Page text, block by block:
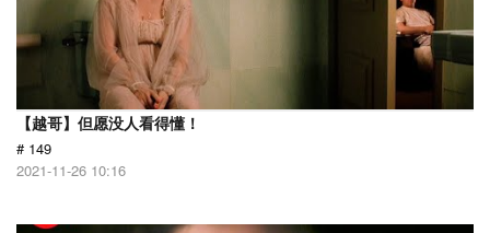
【越哥】但愿没人看得懂！
# 149
2021-11-26 10:16